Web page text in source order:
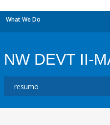
What We Do
NW DEVT II-